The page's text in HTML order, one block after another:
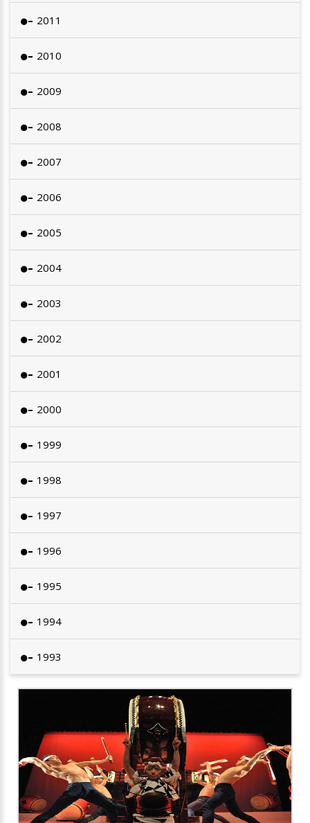
2011
2010
2009
2008
2007
2006
2005
2004
2003
2002
2001
2000
1999
1998
1997
1996
1995
1994
1993